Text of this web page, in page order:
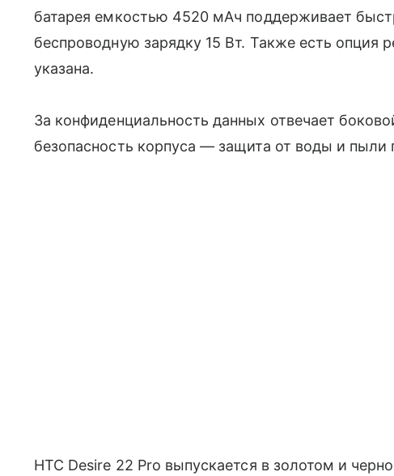
батарея емкостью 4520 мАч поддерживает
беспроводную зарядку 15 Вт. Также есть опция
указана.
За конфиденциальность данных отвечает
безопасность корпуса— защита от воды и пыли
HTC Desire 22 Pro выпускается в золотом и